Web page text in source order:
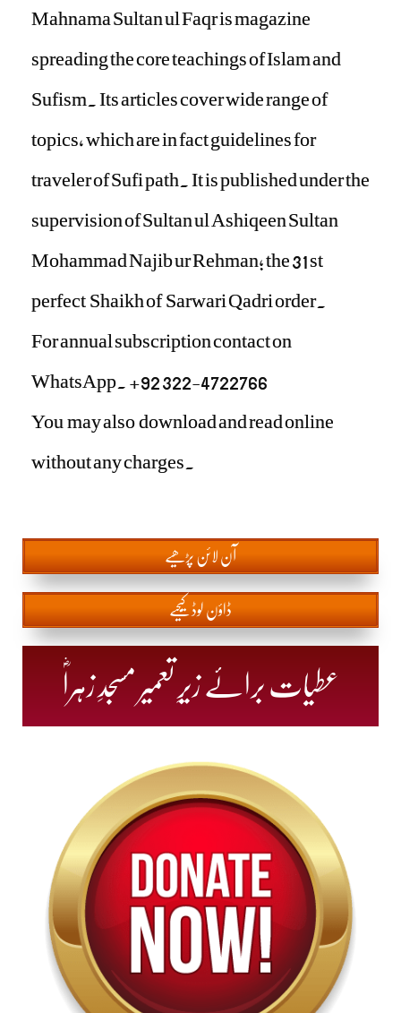
Mahnama Sultan ul Faqr is magazine
spreading the core teachings of Islam and
Sufism. Its articles cover wide range of
topics, which are in fact guidelines for
traveler of Sufi path. It is published under the
supervision of Sultan ul Ashiqeen Sultan
Mohammad Najib ur Rehman; the 31 st
perfect Shaikh of Sarwari Qadri order.
For annual subscription contact on
WhatsApp. +92 322-4722766
You may also download and read online
without any charges.
آن لائن پڑھیے
ڈاؤن لوڈ کیجیے
عطیات برائے زیرِ تعمیر مسجدِ زہراؓ